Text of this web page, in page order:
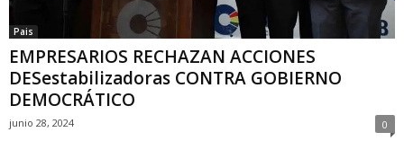
Pais
EMPRESARIOS RECHAZAN ACCIONES
DESestabilizadoras CONTRA GOBIERNO
DEMOCRÁTICO
junio 28, 2024 0